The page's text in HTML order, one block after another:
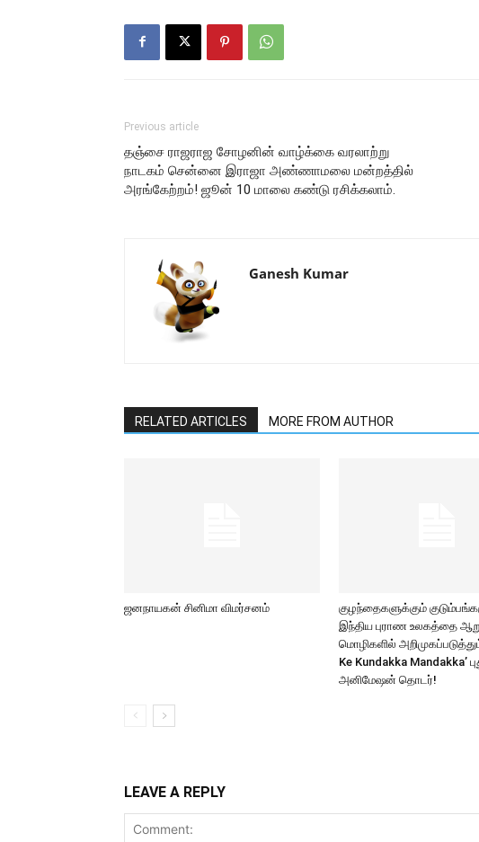
Previous article
தஞ்சை ராஜராஜ சோழனின் வாழ்க்கை வரலாற்று
நாடகம் சென்னை இராஜா அண்ணாமலை மன்றத்தில்
அரங்கேற்றம்! ஜூன் 10 மாலை கண்டு ரசிக்கலாம்.
Ganesh Kumar
RELATED ARTICLES MORE FROM AUTHOR
ஜனநாயகன் சினிமா விமர்சனம்
குழந்தைகளுக்கும்
இந்திய புராண உலகத்தை
மொழிகளில்
Ke Kundakka Mandakka’
அனிமேஷன் தொடர்!
LEAVE A REPLY